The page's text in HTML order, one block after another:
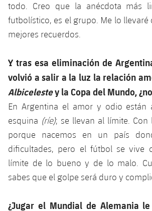
todo. Creo que la anécdota más
futbolístico, es el grupo. Me lo
mejores recuerdos.
Y tras esa eliminación de
volvió a salir a la luz la relación
Albicelestey la Copa del Mundo,
En Argentina el amor y odio están
esquina (ríe); se llevan al límite. Con
porque nacemos en un país
dificultades, pero el fútbol se vive
límite de lo bueno y de lo malo.
sabes que el golpe será duro y
¿Jugar el Mundial de Alemania